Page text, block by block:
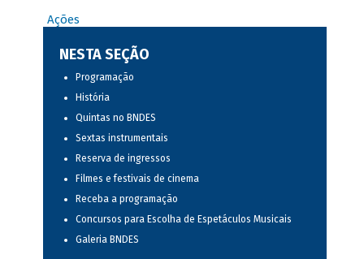
Ações
NESTA SEÇÃO
Programação
História
Quintas no BNDES
Sextas instrumentais
Reserva de ingressos
Filmes e festivais de cinema
Receba a programação
Concursos para Escolha de Espetáculos Musicais
Galeria BNDES